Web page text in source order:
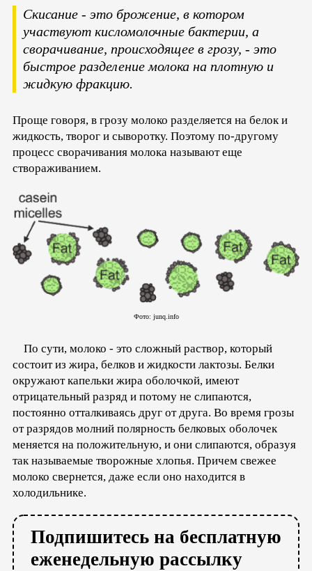
Скисание - это брожение, в котором
участвуют кисломолочные бактерии, а
сворачивание, происходящее в грозу, - это
быстрое разделение молока на плотную и
жидкую фракцию.
Проще говоря, в грозу молоко разделяется на белок и
жидкость, творог и сыворотку. Поэтому по-другому
процесс сворачивания молока называют еще
створаживанием.
Фото: junq.info
По сути, молоко - это сложный раствор, который
состоит из жира, белков и жидкости лактозы. Белки
окружают капельки жира оболочкой, имеют
отрицательный разряд и потому не слипаются,
постоянно отталкиваясь друг от друга. Во время грозы
от разрядов молний полярность белковых оболочек
меняется на положительную, и они слипаются, образуя
так называемые творожные хлопья. Причем свежее
молоко свернется, даже если оно находится в
холодильнике.
Подпишитесь на бесплатную
еженедельную рассылку